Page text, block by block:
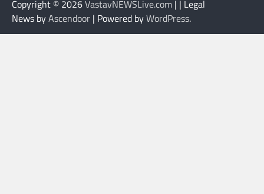
Copyright © 2026VastavNEWSLive.com | | Legal
News byAscendoor | Powered byWordPress.